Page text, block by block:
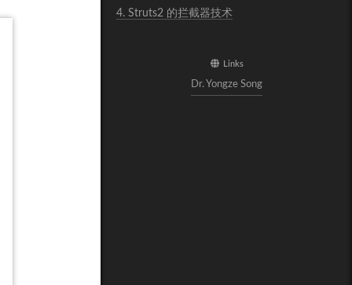
4. Struts2 的拦截器技术
Links
Dr. Yongze Song